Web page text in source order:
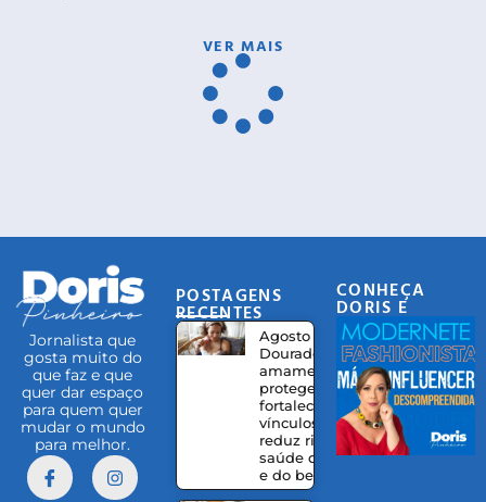
VER MAIS
Jornalista que
gosta muito do
que faz e que
quer dar espaço
para quem quer
mudar o mundo
para melhor.
POSTAGENS
RECENTES
Agosto
Dourado:
amamentação
protege,
fortalece
vínculos e
reduz riscos à
saúde da mãe
e do bebê
CONHEÇA
DORIS E
EQUIPE